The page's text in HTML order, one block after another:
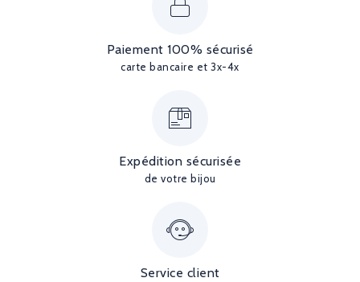
Paiement 100% sécurisé
carte bancaire et 3x-4x
Expédition sécurisée
de votre bijou
Service client